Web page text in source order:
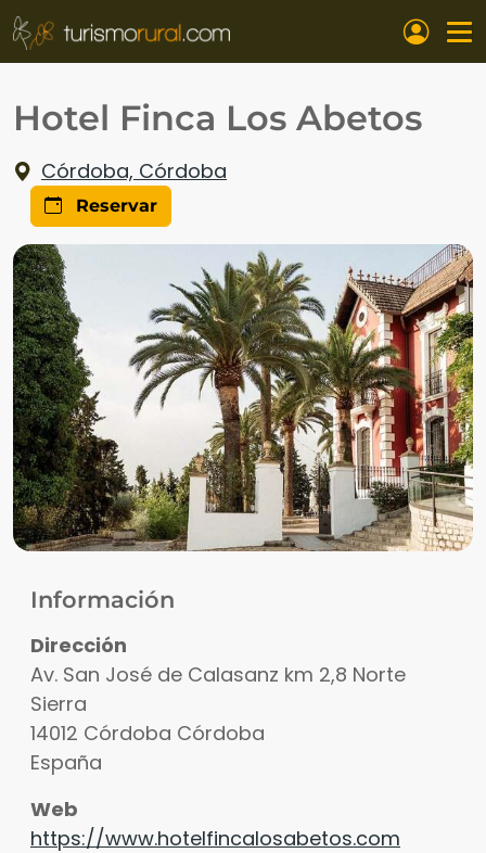
Pasar al contenido principal
Hotel Finca Los Abetos
Córdoba, Córdoba
Reservar
Información
Dirección
Av. San José de Calasanz km 2,8 Norte
Sierra
14012 Córdoba Córdoba
España
Web
https://www.hotelfincalosabetos.com